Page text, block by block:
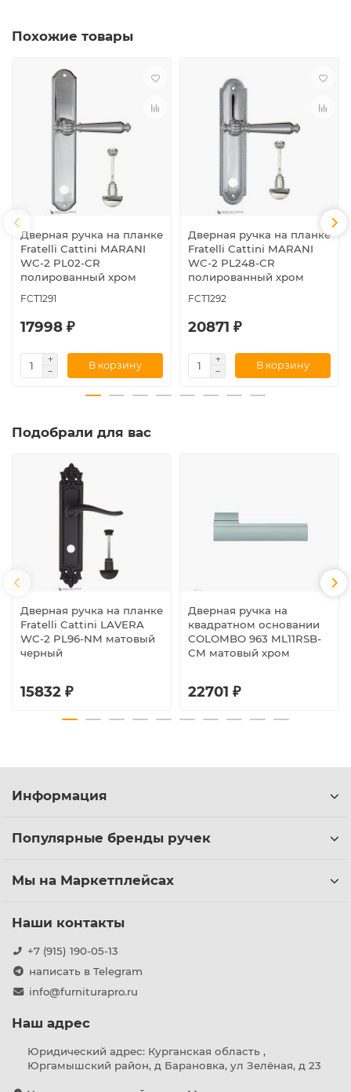
Похожие товары
Дверная ручка на планке
Fratelli Cattini MARANI
WC-2 PL02-CR
полированный хром
FCT1291
17998 ₽
В корзину
Дверная ручка на планке
Fratelli Cattini MARANI
WC-2 PL248-CR
полированный хром
FCT1292
20871 ₽
В корзину
Подобрали для вас
Дверная ручка на планке
Fratelli Cattini LAVERA
WC-2 PL96-NM матовый
черный
15832 ₽
Дверная ручка на
квадратном основании
COLOMBO 963 ML11RSB-
CM матовый хром
22701 ₽
Информация
Популярные бренды ручек
Мы на Маркетплейсах
Наши контакты
+7 (915) 190-05-13
написать в Telegram
info@furniturapro.ru
Наш адрес
Юридический адрес: Курганская область ,
Юргамышский район, д Барановка, ул Зелёная, д 23